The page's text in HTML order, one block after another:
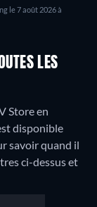
le 7 août 2026 à
LES
Store en
disponible
savoir quand il
ci-dessus et